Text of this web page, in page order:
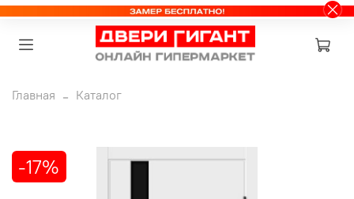
Главная Каталог
-17%